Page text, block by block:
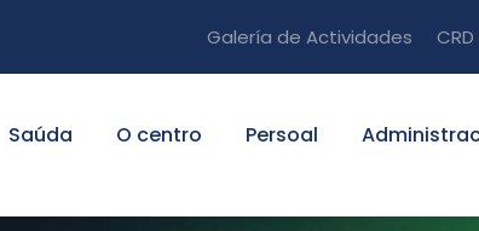
Galería de Actividades
Saúda O centro Persoal